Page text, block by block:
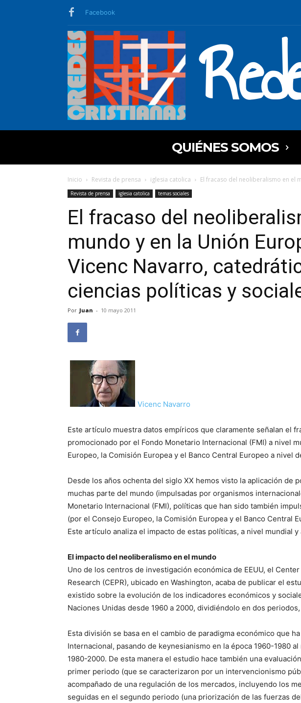
Facebook
QUIÉNES SOMOS
Inicio Revista de prensa iglesia catolica El fracaso del neoliberalismo en el
Revista de prensa iglesia catolica temas sociales
El fracaso del
mundo y en la Unión
Vicenc Navarro,
ciencias políticas y
Por Juan - 10 mayo 2011
Vicenc Navarro
Este artículo muestra datos empíricos que claramente señalan el
promocionado por el Fondo Monetario Internacional (FMI) a nivel
Europeo, la Comisión Europea y el Banco Central Europeo a nivel
Desde los años ochenta del siglo XX hemos visto la aplicación de
muchas parte del mundo (impulsadas por organismos
Monetario Internacional (FMI), políticas que han sido también
(por el Consejo Europeo, la Comisión Europea y el Banco Central
Este artículo analiza el impacto de estas políticas, a nivel mundial y
El impacto del neoliberalismo en el mundo
Uno de los centros de investigación económica de EEUU, el
Research (CEPR), ubicado en Washington, acaba de publicar el
existido sobre la evolución de los indicadores económicos y
Naciones Unidas desde 1960 a 2000, dividiéndolo en dos
Esta división se basa en el cambio de paradigma económico que
Internacional, pasando de keynesianismo en la época 1960-1980
1980-2000. De esta manera el estudio hace también una
primer periodo (que se caracterizaron por un intervencionismo
acompañado de una regulación de los mercados, incluyendo los
seguidas en el segundo periodo (una priorización de las fuerzas